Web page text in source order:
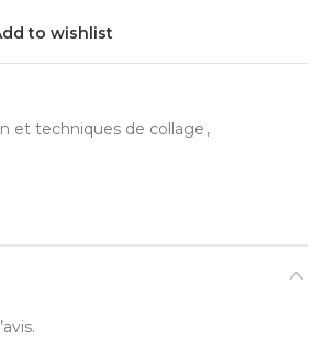
to wishlist
et techniques de collage ,